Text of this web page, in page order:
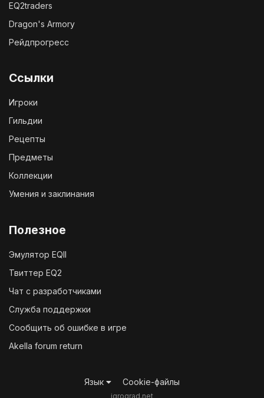
EQ2traders
Dragon's Armory
Рейдпрогресс
Ссылки
Игроки
Гильдии
Рецепты
Предметы
Коллекции
Умения и заклинания
Полезное
Эмулятор EQII
Твиттер EQ2
Чат с разработчиками
Служба поддержки
Сообщить об ошибке в игре
Akella forum return
Язык Cookie-файлы
igrograd.net